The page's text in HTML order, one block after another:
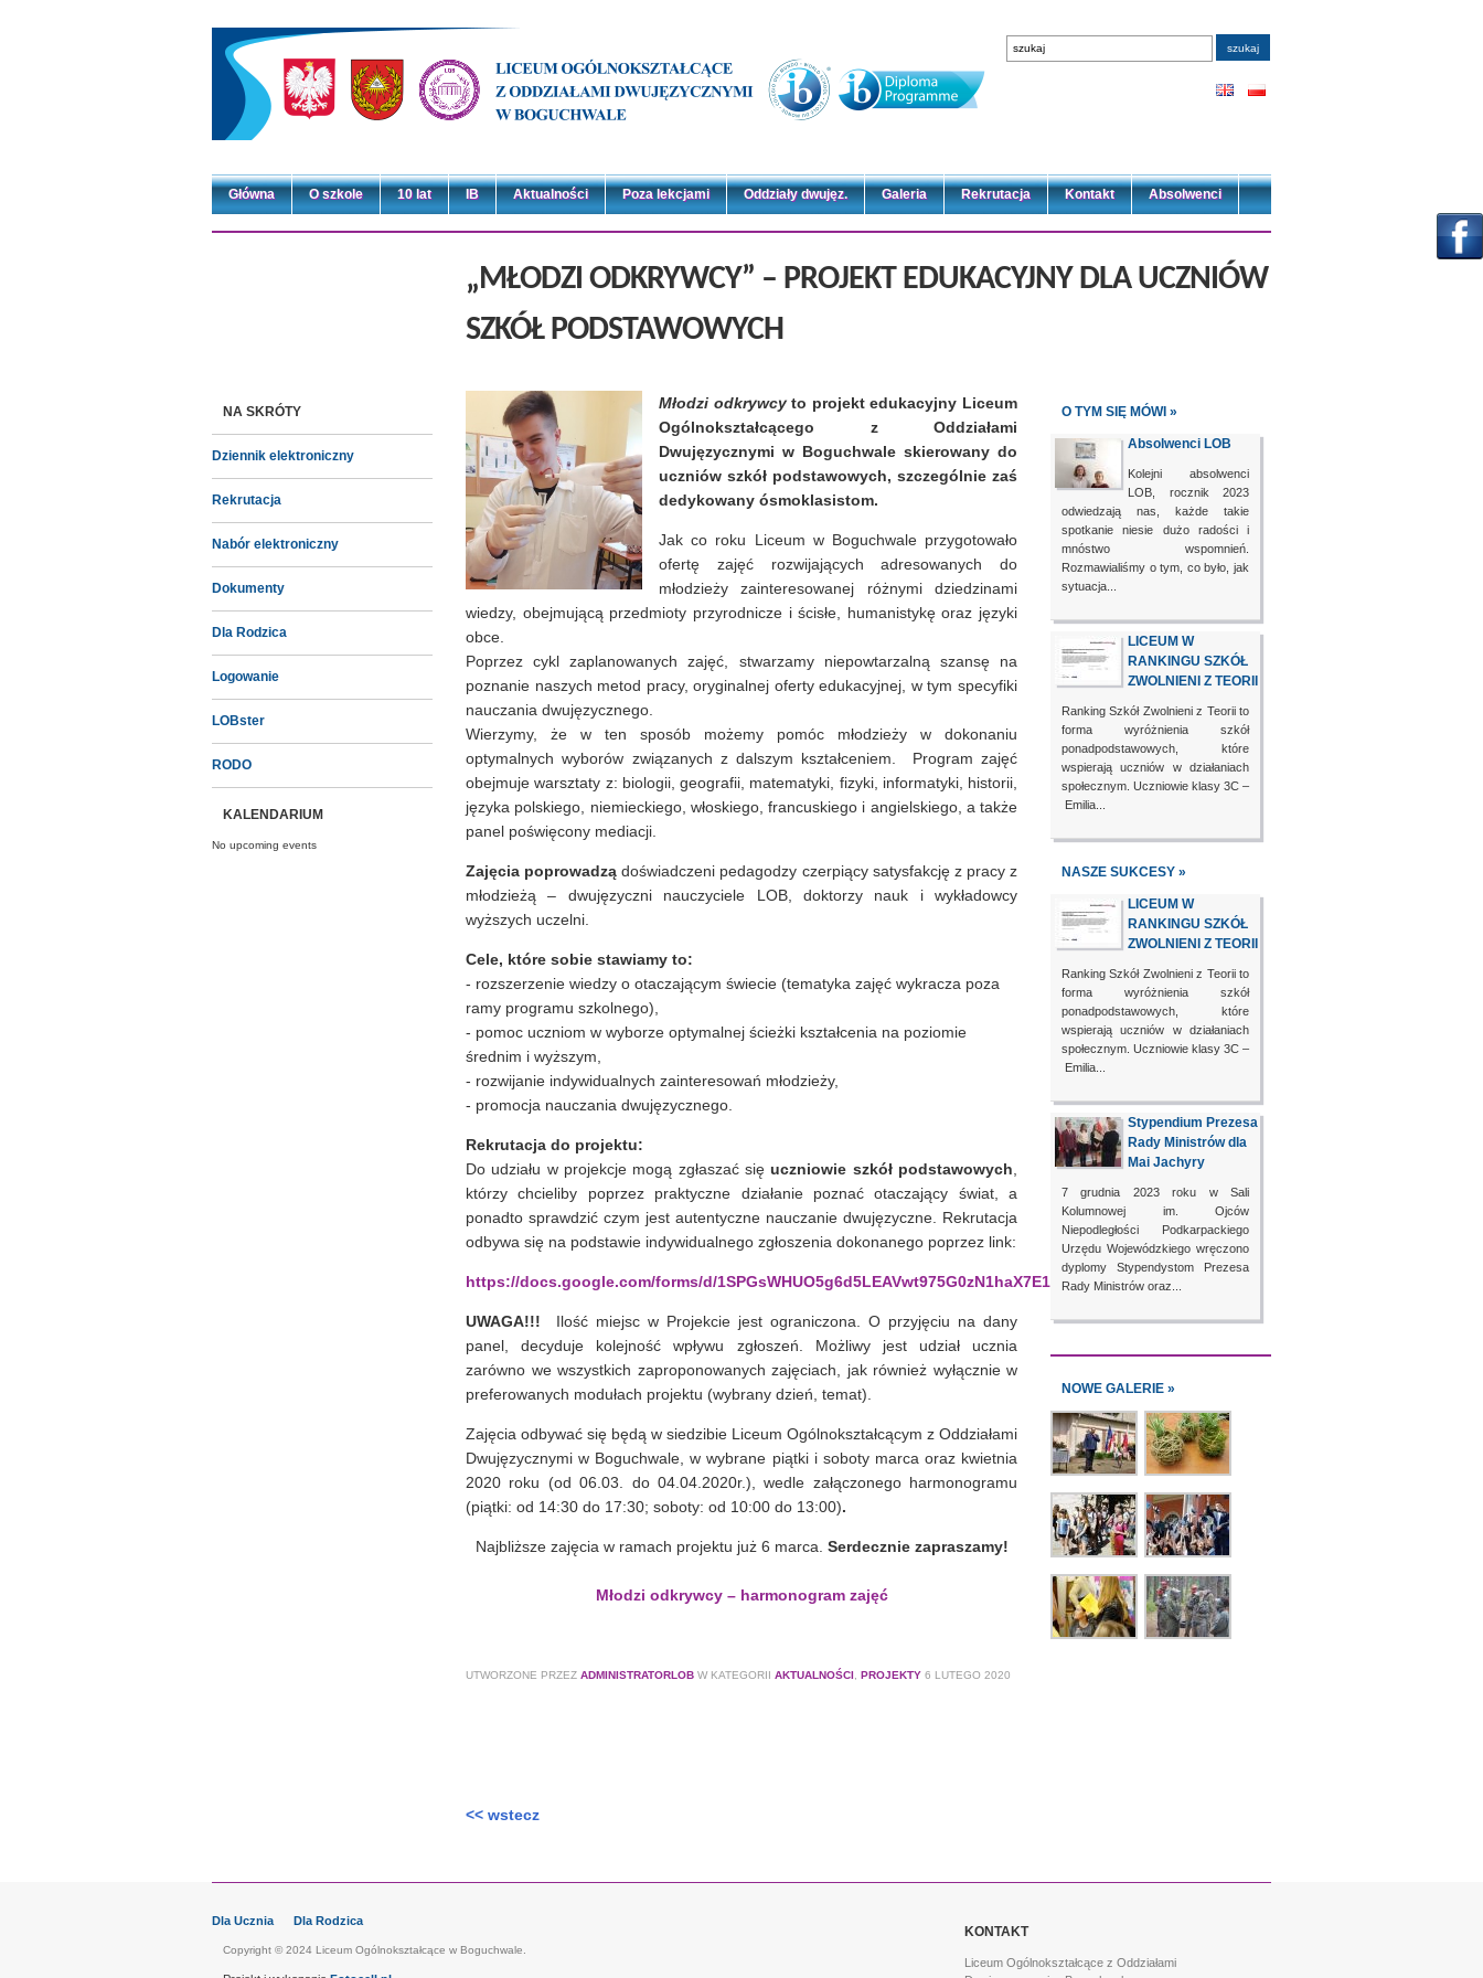
Główna O szkole 10 lat IB Aktualności Poza lekcjami Oddziały dwujęz. Galeria Rekrutacja Kontakt Absolwenci
„MŁODZI ODKRYWCY” – PROJEKT EDUKACYJNY DLA UCZNIÓW
SZKÓŁ PODSTAWOWYCH
NA SKRÓTY
Dziennik elektroniczny
Rekrutacja
Nabór elektroniczny
Dokumenty
Dla Rodzica
Logowanie
LOBster
RODO
KALENDARIUM
No upcoming events
Młodzi odkrywcyto projekt edukacyjny Liceum
Ogólnokształcącego z Oddziałami
Dwujęzycznymi w Boguchwale skierowany do
uczniów szkół podstawowych, szczególnie zaś
dedykowany ósmoklasistom.
Jak co roku Liceum w Boguchwale przygotowało
ofertę zajęć rozwijających adresowanych do
młodzieży zainteresowanej różnymi dziedzinami
wiedzy, obejmującą przedmioty przyrodnicze i ścisłe, humanistykę oraz języki
obce.
Poprzez cykl zaplanowanych zajęć, stwarzamy niepowtarzalną szansę na
poznanie naszych metod pracy, oryginalnej oferty edukacyjnej, w tym specyfiki
nauczania dwujęzycznego.
Wierzymy, że w ten sposób możemy pomóc młodzieży w dokonaniu
optymalnych wyborów związanych z dalszym kształceniem. Program zajęć
obejmuje warsztaty z: biologii, geografii, matematyki, fizyki, informatyki, historii,
języka polskiego, niemieckiego, włoskiego, francuskiego i angielskiego, a także
panel poświęcony mediacji.
Zajęcia poprowadządoświadczeni pedagodzy czerpiący satysfakcję z pracy z
młodzieżą – dwujęzyczni nauczyciele LOB, doktorzy nauk i wykładowcy
wyższych uczelni.
Cele, które sobie stawiamy to:
- rozszerzenie wiedzy o otaczającym świecie (tematyka zajęć wykracza poza
ramy programu szkolnego),
- pomoc uczniom w wyborze optymalnej ścieżki kształcenia na poziomie
średnim i wyższym,
- rozwijanie indywidualnych zainteresowań młodzieży,
- promocja nauczania dwujęzycznego.
Rekrutacja do projektu:
Do udziału w projekcje mogą zgłaszać sięuczniowie szkół podstawowych
którzy chcieliby poprzez praktyczne działanie poznać otaczający świat, a
ponadto sprawdzić czym jest autentyczne nauczanie dwujęzyczne. Rekrutacja
odbywa się na podstawie indywidualnego zgłoszenia dokonanego poprzez link:
https://docs.google.com/forms/d/1SPGsWHUO5g6d5LEAVwt975G0zN1haX7E1m_c_Aoyb8Y/edit
UWAGA!!! Ilość miejsc w Projekcie jest ograniczona. O przyjęciu na dany
panel, decyduje kolejność wpływu zgłoszeń. Możliwy jest udział ucznia
zarówno we wszystkich zaproponowanych zajęciach, jak również wyłącznie w
preferowanych modułach projektu (wybrany dzień, temat).
Zajęcia odbywać się będą w siedzibie Liceum Ogólnokształcącym z Oddziałami
Dwujęzycznymi w Boguchwale, w wybrane piątki i soboty marca oraz kwietnia
2020 roku (od 06.03. do 04.04.2020r.), wedle załączonego harmonogramu
(piątki: od 14:30 do 17:30; soboty: od 10:00 do 13:00).
Najbliższe zajęcia w ramach projektu już 6 marca. Serdecznie zapraszamy!
Młodzi odkrywcy – harmonogram zajęć
UTWORZONE PRZEZ ADMINISTRATORLOB W KATEGORII AKTUALNOŚCI PROJEKTY 6 LUTEGO 2020
<< wstecz
O TYM SIĘ MÓWI »
Absolwenci LOB
Kolejni absolwenci
LOB, rocznik 2023
odwiedzają nas, każde takie
spotkanie niesie dużo radości i
mnóstwo wspomnień.
Rozmawialiśmy o tym, co było, jak
sytuacja...
LICEUM W
RANKINGU SZKÓŁ
ZWOLNIENI Z TEORII
Ranking Szkół Zwolnieni z Teorii to
forma wyróżnienia szkół
ponadpodstawowych, które
wspierają uczniów w działaniach
społecznym. Uczniowie klasy 3C –
Emilia...
NASZE SUKCESY »
LICEUM W
RANKINGU SZKÓŁ
ZWOLNIENI Z TEORII
Ranking Szkół Zwolnieni z Teorii to
forma wyróżnienia szkół
ponadpodstawowych, które
wspierają uczniów w działaniach
społecznym. Uczniowie klasy 3C –
Emilia...
Stypendium Prezesa
Rady Ministrów dla
Mai Jachyry
7 grudnia 2023 roku w Sali
Kolumnowej im. Ojców
Niepodległości Podkarpackiego
Urzędu Wojewódzkiego wręczono
dyplomy Stypendystom Prezesa
Rady Ministrów oraz...
NOWE GALERIE »
KONTAKT
Liceum Ogólnokształcące z Oddziałami
Dla Ucznia Dla Rodzica
Copyright © 2024 Liceum Ogólnokształcące w Boguchwale.